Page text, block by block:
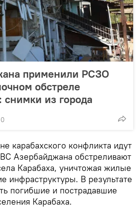
применили РСЗО
обстреле
снимки из города
карабахского конфликта идут
Азербайджана обстреливают
Карабаха, уничтожая жилые
инфраструктуры. В результате
погибшие и пострадавшие
Карабаха.